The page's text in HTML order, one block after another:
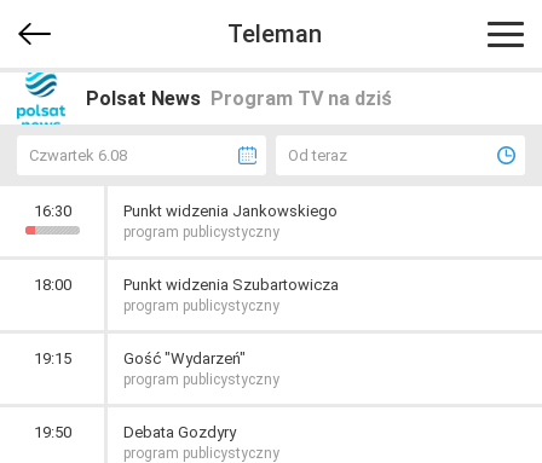
Teleman
Polsat News Program TV na dziś
Czwartek 6.08 Od teraz
16:30 Punkt widzenia Jankowskiego
program publicystyczny
18:00 Punkt widzenia Szubartowicza
program publicystyczny
19:15 Gość "Wydarzeń"
program publicystyczny
19:50 Debata Gozdyry
program publicystyczny